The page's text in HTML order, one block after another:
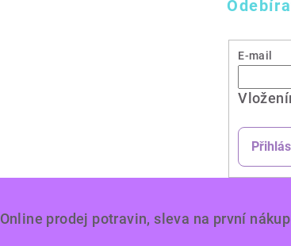
E-mail
Online prodej potravin, sleva na první nákup